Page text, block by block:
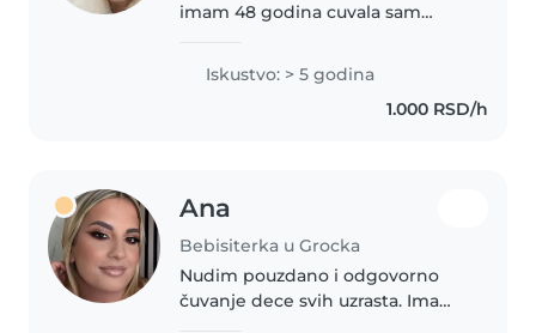
imam 48 godina cuvala sam
do polaska u skolu. Majka sam
troje dece ( jedno dete mi je
osnovac tako da mogu cuvati i
Iskustvo: > 5 godina
1.000 RSD/h
Ana
Bebisiterka u Grocka
Nudim pouzdano i odgovorno
čuvanje dece svih uzrasta. Imam